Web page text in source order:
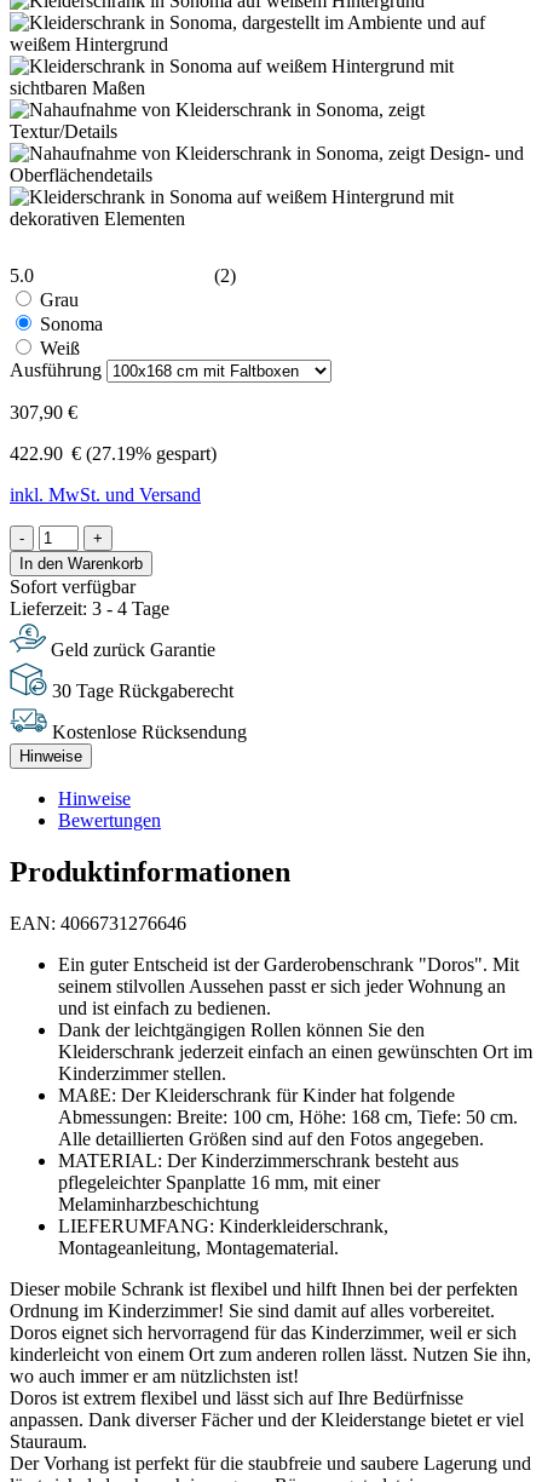
5.0
(2)
Grau
Sonoma
Weiß
Ausführung
307,90 €
422.90 € (27.19% gespart)
inkl. MwSt. und Versand
-
+
In den Warenkorb
Sofort verfügbar
Lieferzeit: 3 - 4 Tage
Geld zurück Garantie
30 Tage Rückgaberecht
Kostenlose Rücksendung
Hinweise
Hinweise
Bewertungen
Produktinformationen
EAN: 4066731276646
Ein guter Entscheid ist der Garderobenschrank "Doros". Mit
seinem stilvollen Aussehen passt er sich jeder Wohnung an
und ist einfach zu bedienen.
Dank der leichtgängigen Rollen können Sie den
Kleiderschrank jederzeit einfach an einen gewünschten Ort im
Kinderzimmer stellen.
MAßE: Der Kleiderschrank für Kinder hat folgende
Abmessungen: Breite: 100 cm, Höhe: 168 cm, Tiefe: 50 cm.
Alle detaillierten Größen sind auf den Fotos angegeben.
MATERIAL: Der Kinderzimmerschrank besteht aus
pflegeleichter Spanplatte 16 mm, mit einer
Melaminharzbeschichtung
LIEFERUMFANG: Kinderkleiderschrank,
Montageanleitung, Montagematerial.
Dieser mobile Schrank ist flexibel und hilft Ihnen bei der perfekten
Ordnung im Kinderzimmer! Sie sind damit auf alles vorbereitet.
Doros eignet sich hervorragend für das Kinderzimmer, weil er sich
kinderleicht von einem Ort zum anderen rollen lässt. Nutzen Sie ihn,
wo auch immer er am nützlichsten ist!
Doros ist extrem flexibel und lässt sich auf Ihre Bedürfnisse
anpassen. Dank diverser Fächer und der Kleiderstange bietet er viel
Stauraum.
Der Vorhang ist perfekt für die staubfreie und saubere Lagerung und